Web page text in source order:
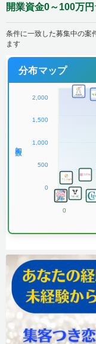
開業資金0～100万円
条件に一致した募集中の案
ます
分布マップ
2,000
1,500
1,000
500
0
0